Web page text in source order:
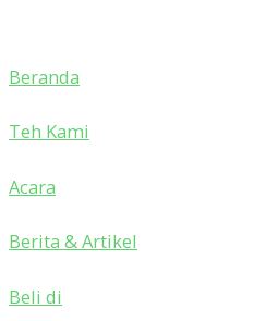
Beranda
Teh Kami
Acara
Berita & Artikel
Beli di